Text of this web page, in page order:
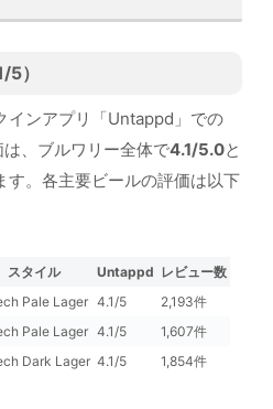
）
インアプリ「Untappd」での
、ブルワリー全体で4.1/5.0と
す。各主要ビールの評価は以下
スタイル Untappd レビュー数
Pale Lager 4.1/5
2,193件
Pale Lager 4.1/5
1,607件
Dark Lager 4.1/5 1,854件